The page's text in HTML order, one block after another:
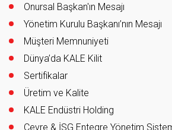
Onursal Başkan'ın Mesajı
Yönetim Kurulu Başkanı’nın Mesajı
Müşteri Memnuniyeti
Dünya’da KALE Kilit
Sertifikalar
Üretim ve Kalite
KALE Endüstri Holding
Çevre & İSG Entegre Yönetim